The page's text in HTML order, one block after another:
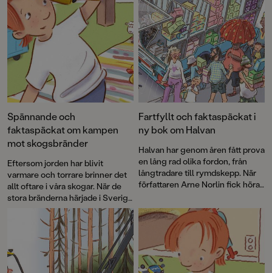
Spännande och
faktaspäckat om kampen
mot skogsbränder
Eftersom jorden har blivit
varmare och torrare brinner det
allt oftare i våra skogar. När de
stora bränderna härjade i Sverige
2018 uppstod idén att skapa en
faktabok för barn och låta Arne
Norlins och Jonas Burmans
populära barnbokskaraktär
Halvan prova på
brandflygaryrket.
Fartfyllt och faktaspäckat i
ny bok om Halvan
Halvan har genom åren fått prova
en lång rad olika fordon, från
långtradare till rymdskepp. När
författaren Arne Norlin fick höra
används i sökandet efter barn
som gått vilse fick Halvan ett
nytt spännande uppdrag.